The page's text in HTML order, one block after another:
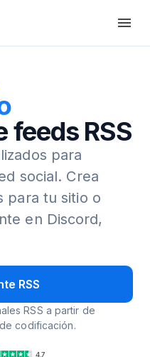
feeds RSS
para
social. Crea
para tu sitio o
en Discord,
RSS
RSS a partir de
codificación.
4.7